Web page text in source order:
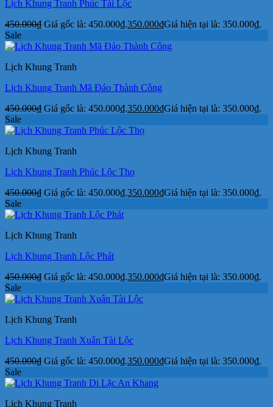
Lịch Khung Tranh Phúc Tài Lộc
450.000₫ Giá gốc là: 450.000₫.350.000₫Giá hiện tại là: 350.000₫.
Sale
Lịch Khung Tranh
Lịch Khung Tranh Mã Đáo Thành Công
450.000₫ Giá gốc là: 450.000₫.350.000₫Giá hiện tại là: 350.000₫.
Sale
Lịch Khung Tranh
Lịch Khung Tranh Phúc Lộc Thọ
450.000₫ Giá gốc là: 450.000₫.350.000₫Giá hiện tại là: 350.000₫.
Sale
Lịch Khung Tranh
Lịch Khung Tranh Lộc Phát
450.000₫ Giá gốc là: 450.000₫.350.000₫Giá hiện tại là: 350.000₫.
Sale
Lịch Khung Tranh
Lịch Khung Tranh Xuân Tài Lộc
450.000₫ Giá gốc là: 450.000₫.350.000₫Giá hiện tại là: 350.000₫.
Sale
Lịch Khung Tranh